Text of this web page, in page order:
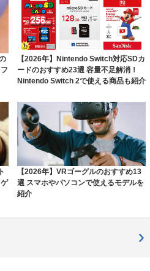
【2026年】Nintendo Switch対応SDカ
ードのおすすめ23選 容量不足解消！
Nintendo Switch 2で使える商品も紹介
【2026年】VRゴーグルのおすすめ13
選 スマホやパソコンで使えるモデルを
紹介